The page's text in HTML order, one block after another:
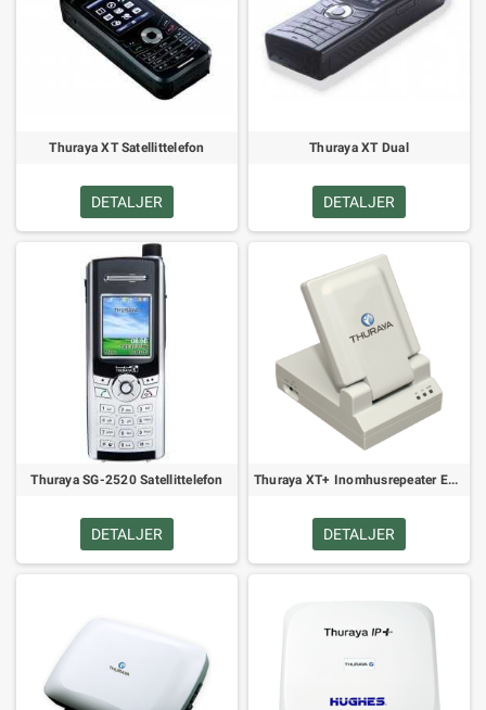
Thuraya XT Satellittelefon
DETALJER
Thuraya XT Dual
DETALJER
Thuraya SG-2520 Satellittelefon
DETALJER
Thuraya XT+ Inomhusrepeater Enkelkanal (Portabel eller Fast)
DETALJER